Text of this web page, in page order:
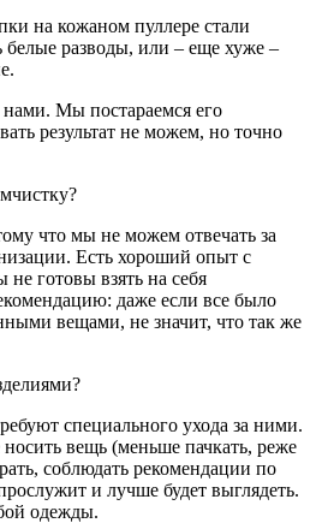
на кожаном пуллере стали
разводы, или – еще хуже –
нами. Мы постараемся его
результат не можем, но точно
что мы не можем отвечать за
Есть хороший опыт с
готовы взять на себя
даже если все было
вещами, не значит, что так же
специального ухода за ними.
вещь (меньше пачкать, реже
соблюдать рекомендации по
и лучше будет выглядеть.
одежды.